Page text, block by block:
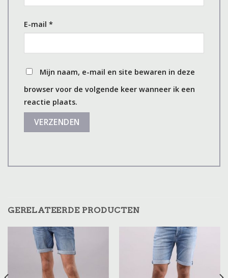
E-mail *
Mijn naam, e-mail en site bewaren in deze
browser voor de volgende keer wanneer ik een
reactie plaats.
GERELATEERDE PRODUCTEN